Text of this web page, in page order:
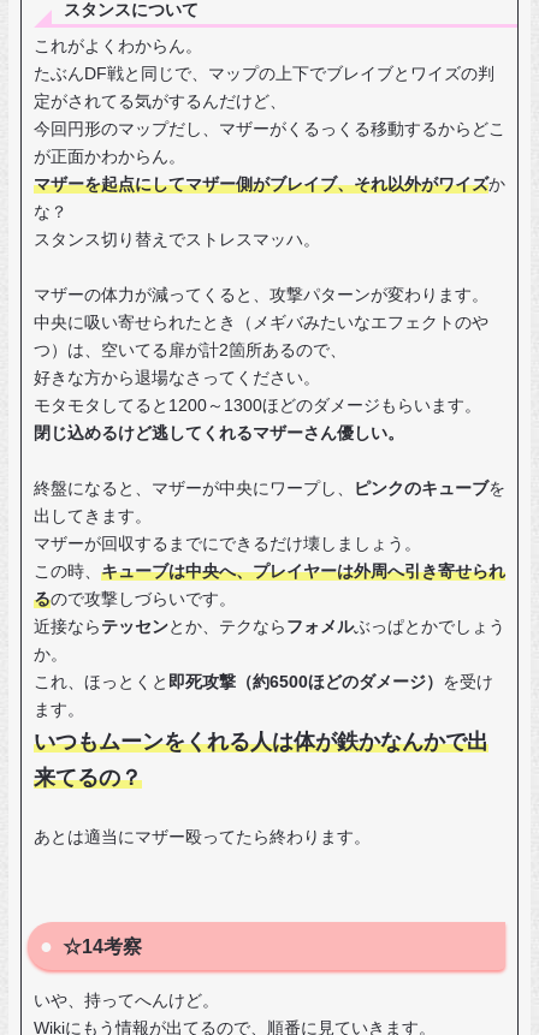
スタンスについて
これがよくわからん。
たぶんDF戦と同じで、マップの上下でブレイブとワイズの判
定がされてる気がするんだけど、
今回円形のマップだし、マザーがくるっくる移動するからどこ
が正面かわからん。
マザーを起点にしてマザー側がブレイブ、それ以外がワイズか
な？
スタンス切り替えでストレスマッハ。
マザーの体力が減ってくると、攻撃パターンが変わります。
中央に吸い寄せられたとき（メギバみたいなエフェクトのや
つ）は、空いてる扉が計2箇所あるので、
好きな方から退場なさってください。
モタモタしてると1200～1300ほどのダメージもらいます。
閉じ込めるけど逃してくれるマザーさん優しい。
終盤になると、マザーが中央にワープし、 ピンクのキューブを
出してきます。
マザーが回収するまでにできるだけ壊しましょう。
この時、 キューブは中央へ、プレイヤーは外周へ引き寄せられ
るので攻撃しづらいです。
近接なら テッセンとか、テクなら フォメルぶっぱとかでしょう
か。
これ、ほっとくと 即死攻撃（約6500ほどのダメージ） を受け
ます。
いつもムーンをくれる人は体が鉄かなんかで出
来てるの？
あとは適当にマザー殴ってたら終わります。
☆14考察
いや、持ってへんけど。
Wikiにもう情報が出てるので、順番に見ていきます。